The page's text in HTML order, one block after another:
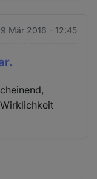
Mär 2016 - 12:45